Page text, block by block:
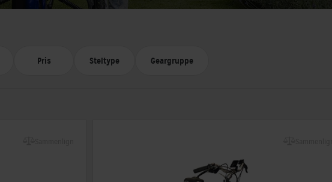
Pris Steltype Geargruppe